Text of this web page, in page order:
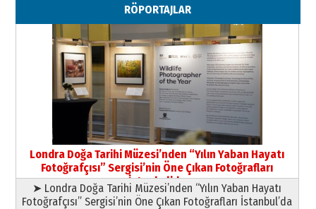
RÖPORTAJLAR
Londra Doğa Tarihi Müzesi’nden “Yılın Yaban Hayatı
Fotoğrafçısı” Sergisi’nin Öne Çıkan Fotoğrafları
İstanbul’da
➤ Londra Doğa Tarihi Müzesi’nden “Yılın Yaban Hayatı
Fotoğrafçısı” Sergisi’nin Öne Çıkan Fotoğrafları İstanbul’da